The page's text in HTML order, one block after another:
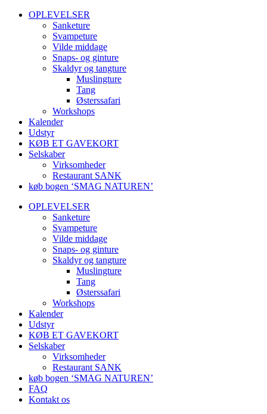
OPLEVELSER
Sanketure
Svampeture
Vilde middage
Snaps- og ginture
Skaldyr og tangture
Muslingture
Tang
Østerssafari
Workshops
Kalender
Udstyr
KØB ET GAVEKORT
Selskaber
Virksomheder
Restaurant SANK
køb bogen ‘SMAG NATUREN’
OPLEVELSER
Sanketure
Svampeture
Vilde middage
Snaps- og ginture
Skaldyr og tangture
Muslingture
Tang
Østerssafari
Workshops
Kalender
Udstyr
KØB ET GAVEKORT
Selskaber
Virksomheder
Restaurant SANK
køb bogen ‘SMAG NATUREN’
FAQ
Kontakt os